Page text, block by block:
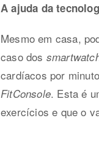
A ajuda da
Mesmo em casa,
caso dos
cardíacos por
FitConsole. Esta é
exercícios e que o